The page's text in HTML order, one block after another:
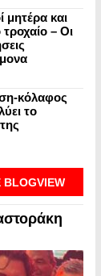
μητέρα και
τροχαίο – Οι
κόλαφος
το